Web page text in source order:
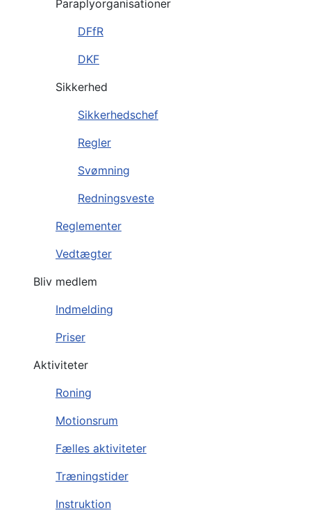
Paraplyorganisationer
DFfR
DKF
Sikkerhed
Sikkerhedschef
Regler
Svømning
Redningsveste
Reglementer
Vedtægter
Bliv medlem
Indmelding
Priser
Aktiviteter
Roning
Motionsrum
Fælles aktiviteter
Træningstider
Instruktion